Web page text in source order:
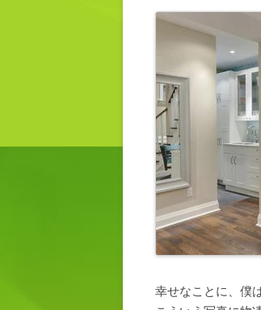
幸せなことに、僕